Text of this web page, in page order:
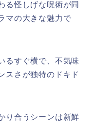
る怪しげな呪術が同
マの大きな魅力で
るすぐ横で、不気味
スさが独特のドキド
り合うシーンは新鮮